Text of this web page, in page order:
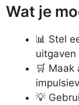
Wat je
📊 Stel
🛒 Maak
💡